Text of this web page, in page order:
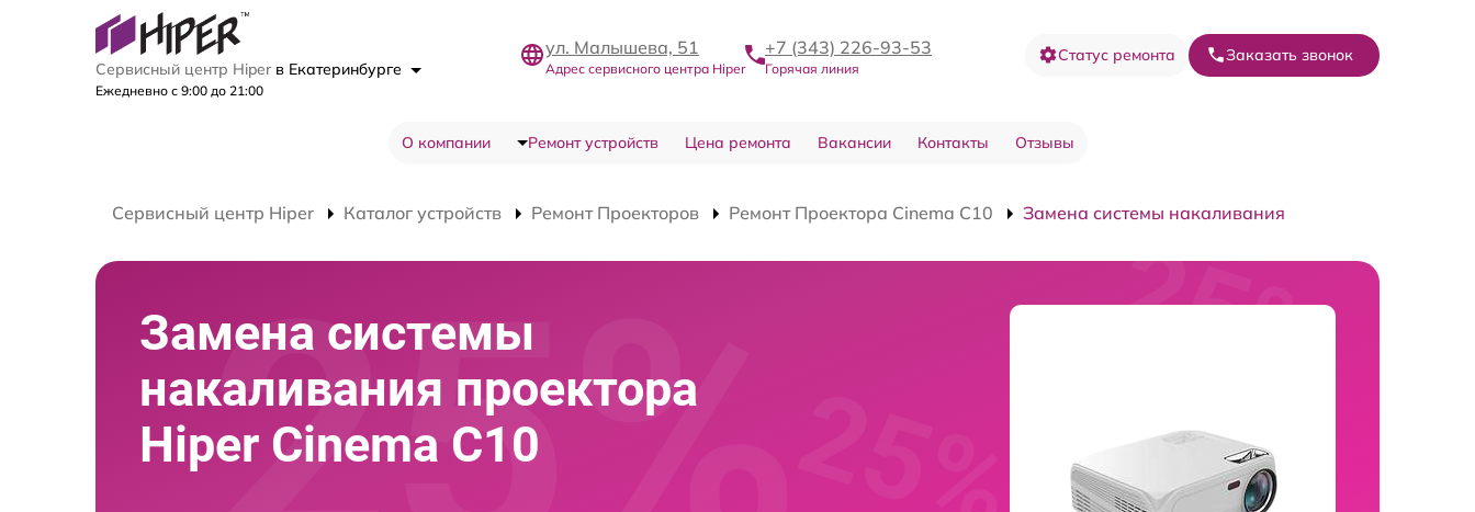
Сервисный центр Hiper в Екатеринбурге
Ежедневно с 9:00 до 21:00
ул. Малышева, 51
Адрес сервисного центра Hiper
+7 (343) 226-93-53
Горячая линия
Статус ремонта Заказать звонок
О компании Ремонт устройств Цена ремонта Вакансии Контакты Отзывы
Сервисный центр Hiper Каталог устройств Ремонт Проекторов Ремонт Проектора Cinema C10 Замена системы накаливания
Замена системы
накаливания проектора
Hiper Cinema C10